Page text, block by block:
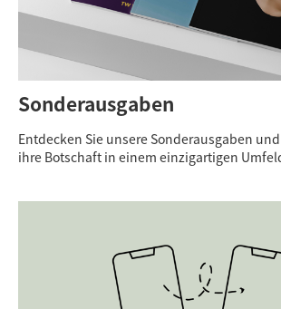
Sonderausgaben
Entdecken Sie unsere Sonderausgaben
ihre Botschaft in einem einzigartigen